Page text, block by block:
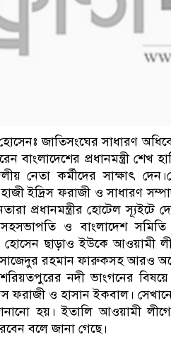
জাতিসংঘের সাধারণ
বাংলাদেশের প্রধানমন্ত্রী শেখ
নেতা কর্মীদের সাক্ষাৎ
ইদ্রিস ফরাজী ও সাধারণ
প্রধানমন্ত্রীর হোটেল
ও বাংলাদেশ
ছাড়াও ইউকে আওয়ামী
রহমান ফারুকসহ আরও
নদী ভাংগনের বিষয়ে
ফরাজী ও হাসান ইকবাল।
হয়। ইতালি আওয়ামী
বলে জানা গেছে।